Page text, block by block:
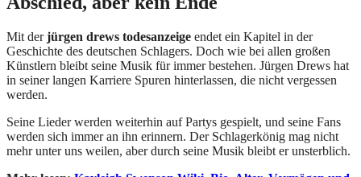
Mit derjürgen drews todesanzeige endet ein Kapitel in der
Geschichte des deutschen Schlagers. Doch wie bei allen großen
Künstlern bleibt seine Musik für immer bestehen. Jürgen Drews hat
in seiner langen Karriere Spuren hinterlassen, die nicht vergessen
werden.
Seine Lieder werden weiterhin auf Partys gespielt, und seine Fans
werden sich immer an ihn erinnern. Der Schlagerkönig mag nicht
mehr unter uns weilen, aber durch seine Musik bleibt er unsterblich.